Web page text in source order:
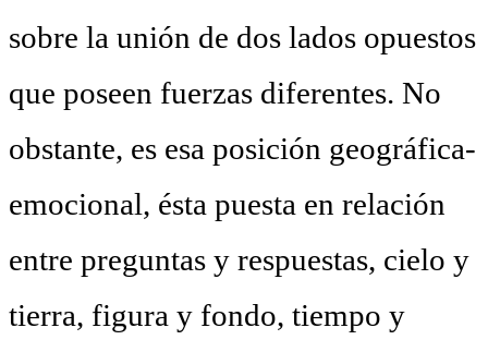
sobre la unión de dos lados opuestos
que poseen fuerzas diferentes. No
obstante, es esa posición geográfica-
emocional, ésta puesta en relación
entre preguntas y respuestas, cielo y
tierra, figura y fondo, tiempo y